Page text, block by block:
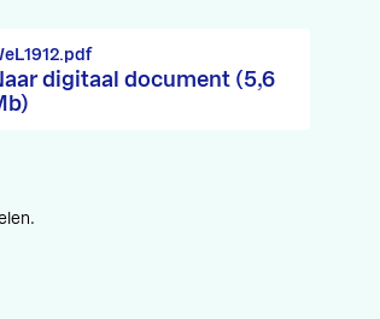
digitaal document (5,6